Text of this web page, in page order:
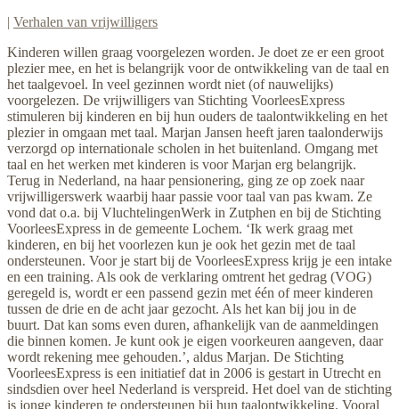
| Verhalen van vrijwilligers
Kinderen willen graag voorgelezen worden. Je doet ze er een groot
plezier mee, en het is belangrijk voor de ontwikkeling van de taal en
het taalgevoel. In veel gezinnen wordt niet (of nauwelijks)
voorgelezen. De vrijwilligers van Stichting VoorleesExpress
stimuleren bij kinderen en bij hun ouders de taalontwikkeling en het
plezier in omgaan met taal. Marjan Jansen heeft jaren taalonderwijs
verzorgd op internationale scholen in het buitenland. Omgang met
taal en het werken met kinderen is voor Marjan erg belangrijk.
Terug in Nederland, na haar pensionering, ging ze op zoek naar
vrijwilligerswerk waarbij haar passie voor taal van pas kwam. Ze
vond dat o.a. bij VluchtelingenWerk in Zutphen en bij de Stichting
VoorleesExpress in de gemeente Lochem. ‘Ik werk graag met
kinderen, en bij het voorlezen kun je ook het gezin met de taal
ondersteunen. Voor je start bij de VoorleesExpress krijg je een intake
en een training. Als ook de verklaring omtrent het gedrag (VOG)
geregeld is, wordt er een passend gezin met één of meer kinderen
tussen de drie en de acht jaar gezocht. Als het kan bij jou in de
buurt. Dat kan soms even duren, afhankelijk van de aanmeldingen
die binnen komen. Je kunt ook je eigen voorkeuren aangeven, daar
wordt rekening mee gehouden.’, aldus Marjan. De Stichting
VoorleesExpress is een initiatief dat in 2006 is gestart in Utrecht en
sindsdien over heel Nederland is verspreid. Het doel van de stichting
is jonge kinderen te ondersteunen bij hun taalontwikkeling. Vooral